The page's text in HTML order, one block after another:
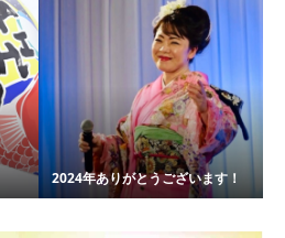
2024年ありがとうございます！